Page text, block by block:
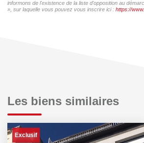
informons de l'existence de la liste d'opposition au
», sur laquelle vous pouvez vous inscrire ici : https://
Les biens similaires
Exclusif